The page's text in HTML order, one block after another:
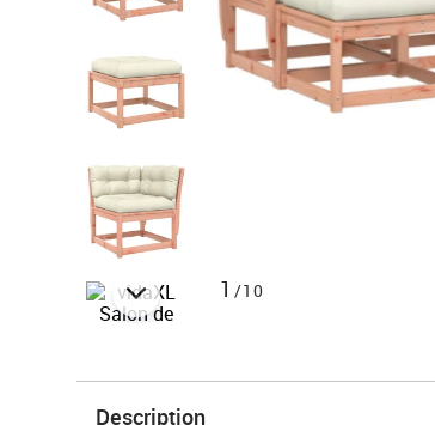
1 /10
Description